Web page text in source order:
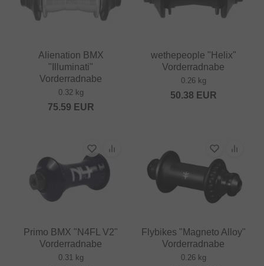
Alienation BMX
"Illuminati"
Vorderradnabe
0.32 kg
75.59 EUR
wethepeople "Helix"
Vorderradnabe
0.26 kg
50.38 EUR
Primo BMX "N4FL V2"
Vorderradnabe
0.31 kg
Flybikes "Magneto Alloy"
Vorderradnabe
0.26 kg